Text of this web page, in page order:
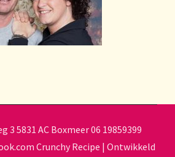
3 5831 AC Boxmeer 06 19859399
Crunchy Recipe | Ontwikkeld